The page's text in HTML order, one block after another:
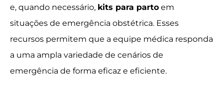
e, quando necessário, kits para parto em
situações de emergência obstétrica. Esses
recursos permitem que a equipe médica responda
a uma ampla variedade de cenários de
emergência de forma eficaz e eficiente.